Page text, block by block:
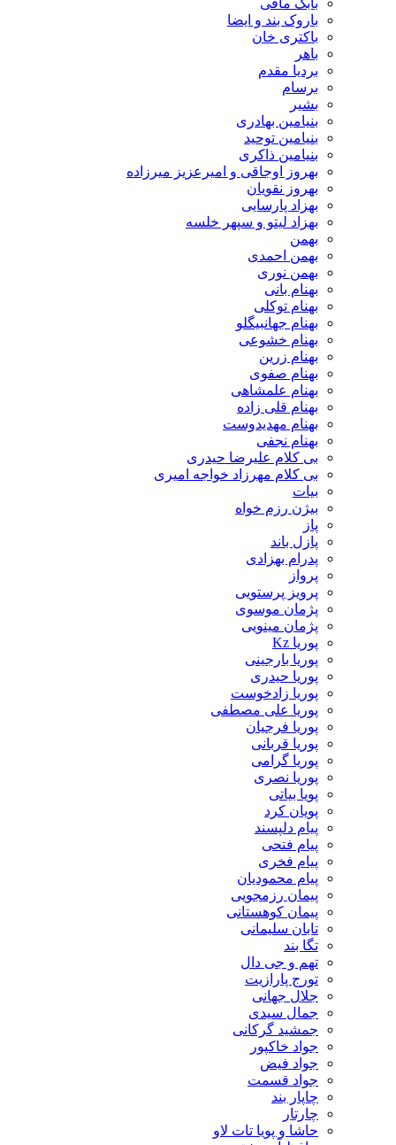
باروک بند و ایضا
باکتری خان
بردیا مقدم
بنیامین بهادری
بنیامین توحید
بنیامین ذاکری
بهروز اوجاقی و امیرعزیز میرزاده
بهروز نقویان
بهزاد پارسایی
بهزاد لیتو و سپهر خلسه
بهمن احمدی
بهمن نوری
بهنام بانی
بهنام توکلی
بهنام جهانبیگلو
بهنام خشوعی
بهنام زرین
بهنام صفوی
بهنام علمشاهی
بهنام قلی زاده
بهنام مهدیدوست
بهنام نجفی
بی کلام علیرضا حیدری
بی کلام مهرزاد خواجه امیری
بیژن رزم خواه
پازل باند
پدرام بهزادی
پرویز پرستویی
پژمان موسوی
پژمان مینویی
پوریا بارجینی
پوریا حیدری
پوریا زادخوست
پوریا علی مصطفی
پوریا فرجیان
پوریا قربانی
پوریا گرامی
پوریا نصری
پویا بیاتی
پویان کرد
پیام دلپسند
پیام فتحی
پیام فخری
پیام محمودیان
پیمان رزمجویی
پیمان کوهستانی
تابان سلیمانی
تهم و جی دال
تورج پارازیت
جلال جهانی
جمال سیدی
جمشید گرکانی
جواد خاکپور
جواد فیض
جواد قسمت
چاپار بند
حاشا و پویا تات لاو